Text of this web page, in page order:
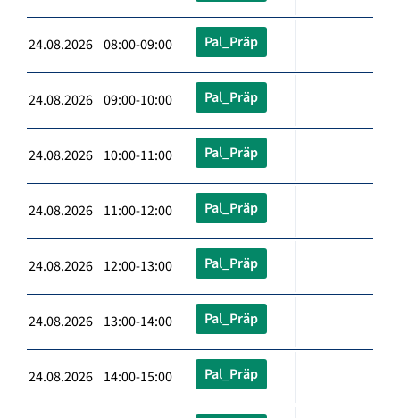
24.08.2026 08:00-09:00 Pal_Präp
24.08.2026 09:00-10:00 Pal_Präp
24.08.2026 10:00-11:00 Pal_Präp
24.08.2026 11:00-12:00 Pal_Präp
24.08.2026 12:00-13:00 Pal_Präp
24.08.2026 13:00-14:00 Pal_Präp
24.08.2026 14:00-15:00 Pal_Präp